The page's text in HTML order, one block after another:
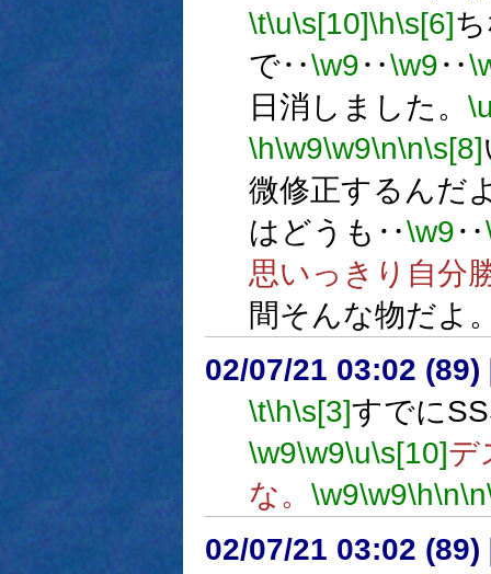
\t\u\s[10]\h\s[6]
で‥\w9‥\w9‥
日消しました。
\h\w9\w9\n\n\s[8]
微修正するんだ
はどうも‥\w9‥
思いっきり自分
間そんな物だよ
02/07/21 03:02 (89)
\t\h\s[3]すでに
\w9\w9\u\s[10]デ
な。 \w9\w9\h\n\n
02/07/21 03:02 (89)